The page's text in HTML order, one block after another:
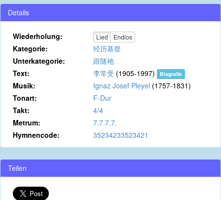
Details
Wiederholung: Lied Endlos
Kategorie:
经历基督
Unterkategorie:
跟随祂
Text:
李常受 (1905-1997) Biografie
Musik: Ignaz Josef Pleyel (1757-1831)
Tonart:
F-Dur
Takt:
4/4
Metrum:
7.7.7.7.
Hymnencode:
35234233523421
Teilen